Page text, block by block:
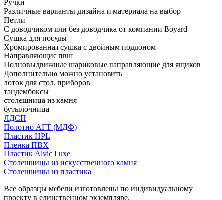
Ручки
Различные варианты дизайна и материала на выбор
Петли
С доводчиком или без доводчика от компании Boyard
Сушка для посуды
Хромированная сушка с двойным поддоном
Направляющие пвш
Полновыдвижные шариковые направляющие для ящиков
Дополнительно можно установить
лоток для стол. приборов
тандембоксы
столешница из камня
бутылочница
ЛДСП
Полотно АГТ (МДФ)
Пластик HPL
Пленка ПВХ
Пластик Alvic Luxe
Столешницы из искусственного камня
Столешницы из пластика
Все образцы мебели изготовлены по индивидуальному
проекту в единственном экземпляре.